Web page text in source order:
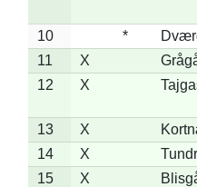
10 *
11
X
12
X
13 X
14
X
15
X